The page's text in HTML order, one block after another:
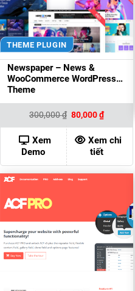
THEME PLUGIN
Newspaper – News &
WooCommerce WordPress
Theme
300,000₫ Giá
gốc
là:
300,000 ₫.
80,000₫Giá
hiện
tại
là:
80,000 ₫.
Xem
Demo
Xem chi
tiết